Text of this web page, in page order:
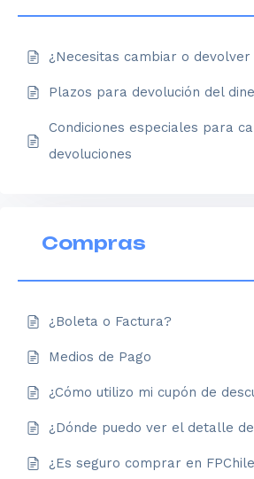
¿Necesitas cambiar o
Plazos para devolución del
Condiciones especiales para
devoluciones
Compras
¿Boleta o Factura?
Medios de Pago
¿Cómo utilizo mi cupón de
¿Dónde puedo ver el detalle
¿Es seguro comprar en